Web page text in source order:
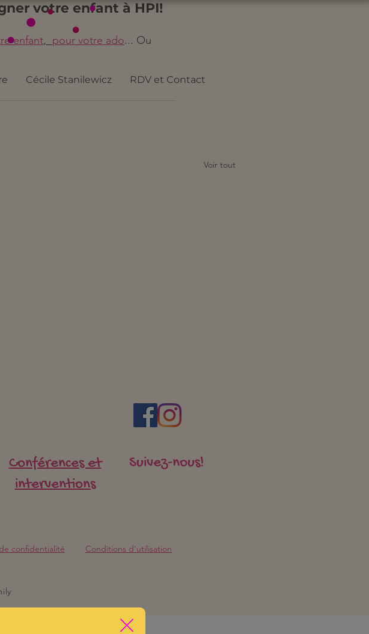
Cécile Stanilewicz RDV et Contact
votre enfant à HPI!
enfant, pour votre ado... Ou
Voir tout
Par quel sens allez-vous
vous ressourcer
aujourd'hui ?
Conférences et
interventions
Suivez-nous!
confidentialité Conditions d'utilisation